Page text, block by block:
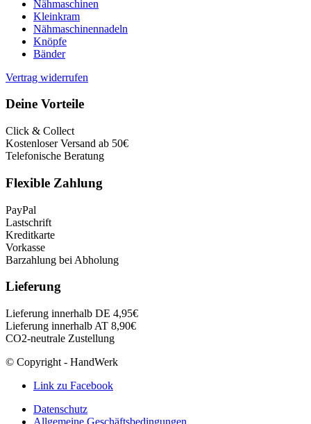
Nähmaschinen
Kleinkram
Nähmaschinennadeln
Knöpfe
Bänder
Vertrag widerrufen
Deine Vorteile
Click & Collect
Kostenloser Versand ab 50€
Telefonische Beratung
Flexible Zahlung
PayPal
Lastschrift
Kreditkarte
Vorkasse
Barzahlung bei Abholung
Lieferung
Lieferung innerhalb DE 4,95€
Lieferung innerhalb AT 8,90€
CO2-neutrale Zustellung
© Copyright - HandWerk
Link zu Facebook
Datenschutz
Allgemeine Geschäftsbedingungen